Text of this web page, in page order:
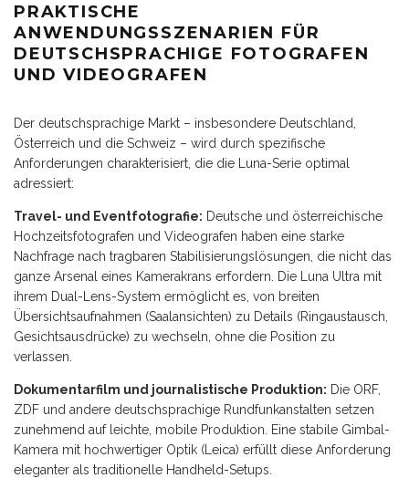
PRAKTISCHE
ANWENDUNGSSZENARIEN FÜR
DEUTSCHSPRACHIGE FOTOGRAFEN
UND VIDEOGRAFEN
Der deutschsprachige Markt – insbesondere Deutschland,
Österreich und die Schweiz – wird durch spezifische
Anforderungen charakterisiert, die die Luna-Serie optimal
adressiert:
Travel- und Eventfotografie: Deutsche und österreichische
Hochzeitsfotografen und Videografen haben eine starke
Nachfrage nach tragbaren Stabilisierungslösungen, die nicht das
ganze Arsenal eines Kamerakrans erfordern. Die Luna Ultra mit
ihrem Dual-Lens-System ermöglicht es, von breiten
Übersichtsaufnahmen (Saalansichten) zu Details (Ringaustausch,
Gesichtsausdrücke) zu wechseln, ohne die Position zu
verlassen.
Dokumentarfilm und journalistische Produktion: Die ORF,
ZDF und andere deutschsprachige Rundfunkanstalten setzen
zunehmend auf leichte, mobile Produktion. Eine stabile Gimbal-
Kamera mit hochwertiger Optik (Leica) erfüllt diese Anforderung
eleganter als traditionelle Handheld-Setups.